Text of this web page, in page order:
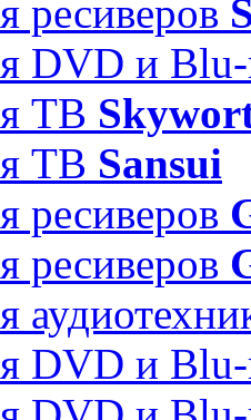
ресиверов
DVD и
ТВ
ТВ Sansui
ресиверов
ресиверов
DVD и